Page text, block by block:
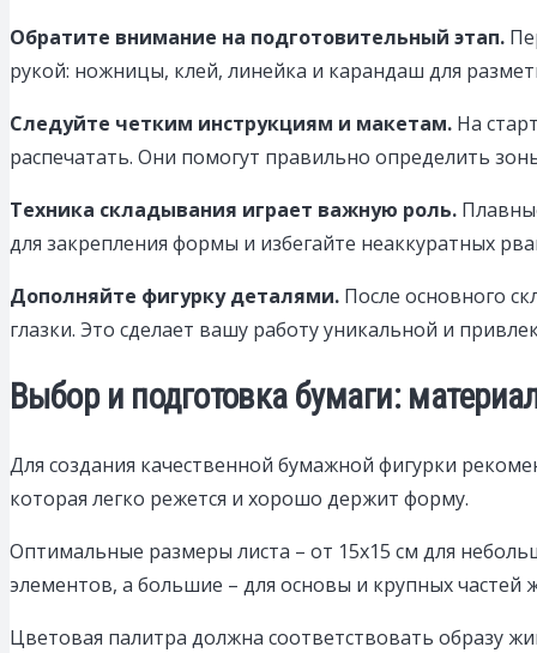
Обратите внимание на подготовительный этап.
рукой: ножницы, клей, линейка и карандаш для
Следуйте четким инструкциям и макетам. На
распечатать. Они помогут правильно определить
Техника складывания играет важную роль.
для закрепления формы и избегайте неаккуратных
Дополняйте фигурку деталями. После основного
глазки. Это сделает вашу работу уникальной и
Выбор и подготовка бумаги:
Для создания качественной бумажной фигурки
которая легко режется и хорошо держит форму.
Оптимальные размеры листа – от 15х15 см для
элементов, а большие – для основы и крупных частей
Цветовая палитра должна соответствовать образу